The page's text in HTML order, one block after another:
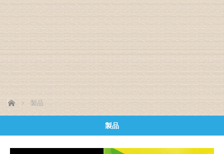
ホーム 製品
製品